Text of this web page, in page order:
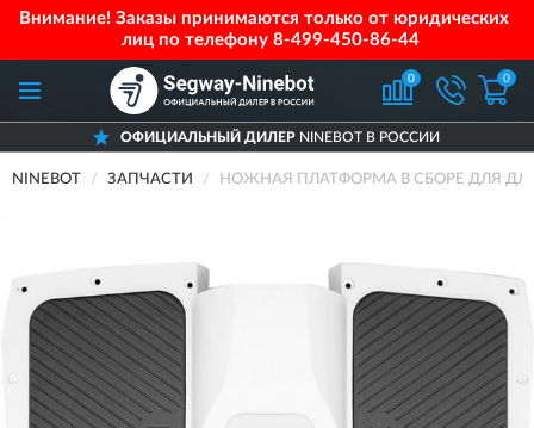
Внимание! Заказы принимаются только от юридических
лиц по телефону 8-499-450-86-44
0 0
ОФИЦИАЛЬНЫЙ ДИЛЕРNINEBOT В РОССИИ
NINEBOT ЗАПЧАСТИ НОЖНАЯ ПЛАТФОРМА В СБОРЕ ДЛЯ ДЛЯ